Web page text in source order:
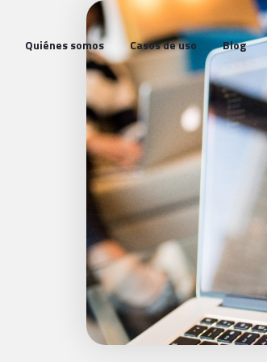
Quiénes somos Casos de uso Blog